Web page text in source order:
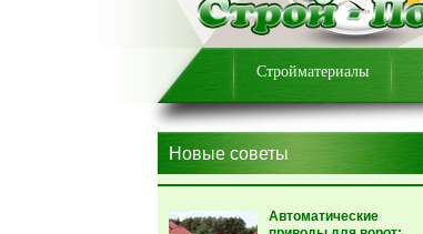
Стройматериалы
Новые советы
Автоматические